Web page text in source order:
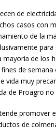
de
casos con
de la
de los
de
vida muy
de Proagro
promover
de